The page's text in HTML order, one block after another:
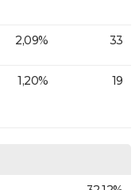
2,09% 33
1,20% 19